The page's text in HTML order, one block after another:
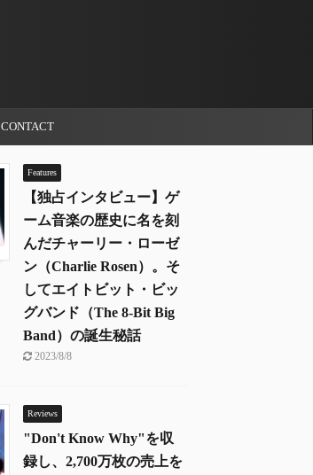
CONTACT
Features
【独占インタビュー】ゲ
ーム音楽の歴史に名を刻
んだチャーリー・ローゼ
ン（Charlie Rosen）。そ
してエイトビット・ビッ
グバンド（The 8-Bit Big
Band）の誕生秘話
2023/8/8
Reviews
"Don't Know Why"を収
録し、2,700万枚の売上を